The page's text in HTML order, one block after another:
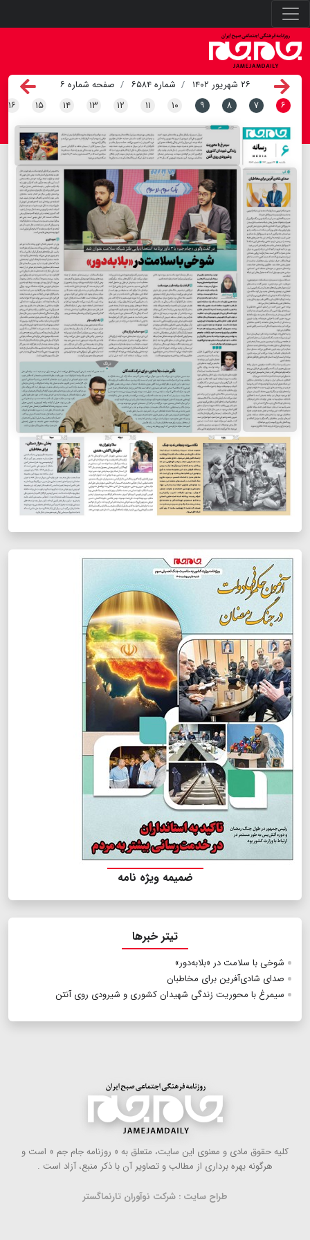
۲۶ شهریور ۱۴۰۲ شماره ۶۵۸۴
صفحه شماره ۶
۶ ۷ ۸ ۹ ۱۰ ۱۱ ۱۲ ۱۳ ۱۴ ۱۵ ۱۶
ضمیمه ویژه نامه
تیتر خبرها
شوخی با سلامت در «بلابه‌دور»
صدای شادی‌آفرین برای مخاطبان
سیمرغ با محوریت زندگی شهیدان کشوری و شیرودی روی آنتن
كلیه حقوق مادی و معنوی این سایت، متعلق به « روزنامه جام جم » است و
هرگونه بهره ‌برداری از مطالب و تصاویر آن با ذكر منبع، آزاد است .
طراح سایت : شرکت نوآوران تارنماگستر